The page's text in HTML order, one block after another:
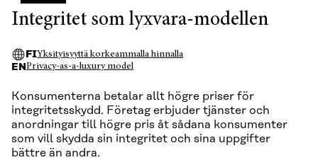
Integritet som lyxvara-modellen
FIYksityisyyttä korkeammalla hinnalla
ENPrivacy-as-a-luxury model
Konsumenterna betalar allt högre priser för
integritetsskydd. Företag erbjuder tjänster och
anordningar till högre pris åt sådana konsumenter
som vill skydda sin integritet och sina uppgifter
bättre än andra.